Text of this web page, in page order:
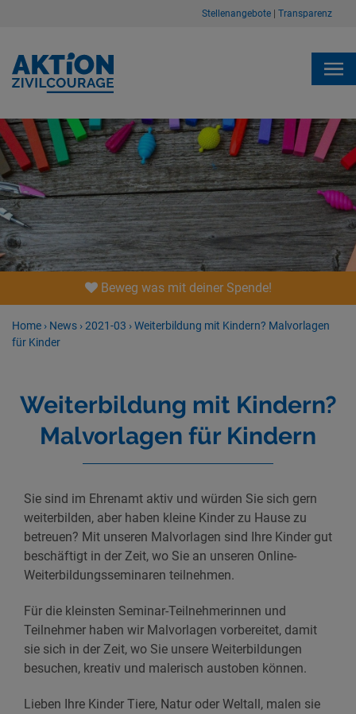
Stellenangebote Transparenz
Beweg was mit deiner Spende!
Home › News ›2021-03 ›Weiterbildung mit Kindern? Malvorlagen
für Kinder
Weiterbildung mit Kindern?
Malvorlagen für Kindern
Sie sind im Ehrenamt aktiv und würden Sie sich gern
weiterbilden, aber haben kleine Kinder zu Hause zu
betreuen? Mit unseren Malvorlagen sind Ihre Kinder gut
beschäftigt in der Zeit, wo Sie an unseren Online-
Weiterbildungsseminaren teilnehmen.
Für die kleinsten Seminar-Teilnehmerinnen und
Teilnehmer haben wir Malvorlagen vorbereitet, damit
sie sich in der Zeit, wo Sie unsere Weiterbildungen
besuchen, kreativ und malerisch austoben können.
Lieben Ihre Kinder Tiere, Natur oder Weltall, malen sie